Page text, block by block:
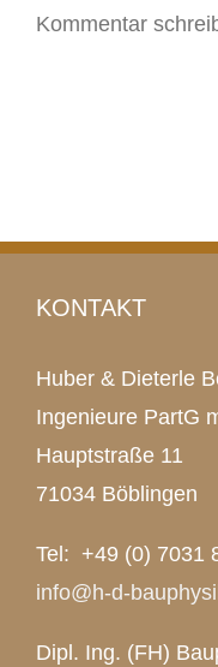
Kommentar
KONTAKT
Huber & Dieterle
Ingenieure PartG
Hauptstraße 11
71034 Böblingen
Tel: +49 (0) 7031
info@h-d-
Dipl. Ing. (FH)